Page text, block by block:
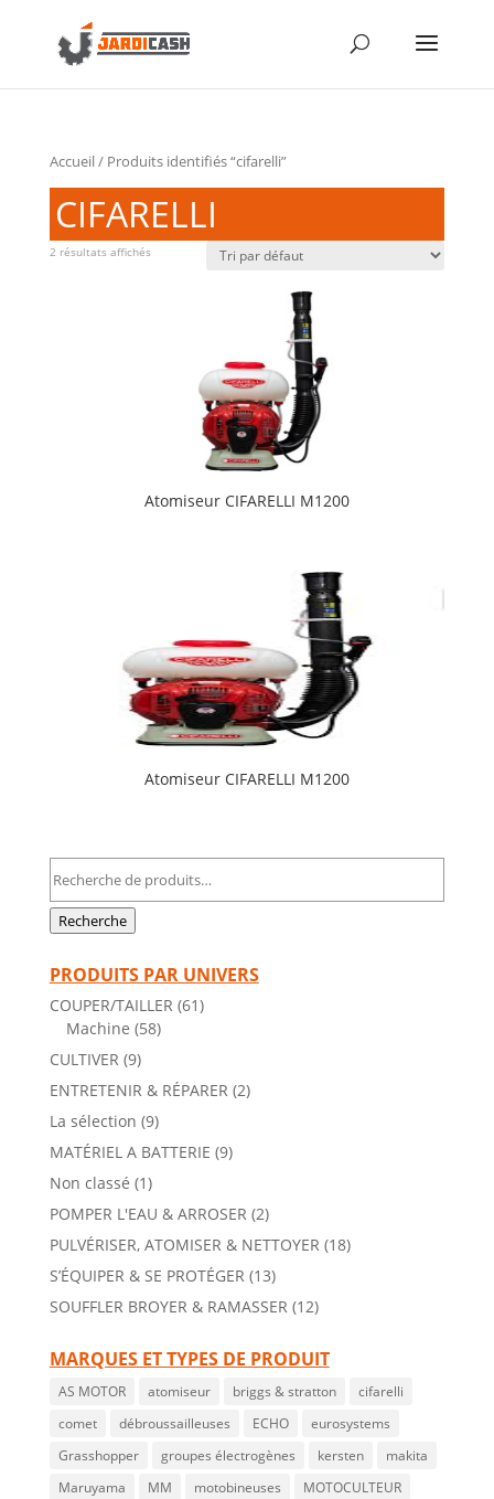
Accueil/ Produits identifiés “cifarelli”
CIFARELLI
2 résultats affichés
Atomiseur CIFARELLI M1200
Atomiseur CIFARELLI M1200
pour :
Recherche
PRODUITS PAR UNIVERS
COUPER/TAILLER (61)
Machine (58)
CULTIVER (9)
ENTRETENIR & RÉPARER (2)
La sélection (9)
MATÉRIEL A BATTERIE (9)
Non classé (1)
POMPER L'EAU & ARROSER (2)
PULVÉRISER, ATOMISER & NETTOYER (18)
S’ÉQUIPER & SE PROTÉGER (13)
SOUFFLER BROYER & RAMASSER (12)
MARQUES ET TYPES DE PRODUIT
AS MOTOR atomiseur briggs & stratton
cifarelli
comet
débroussailleuses ECHO
eurosystems
Grasshopper
groupes électrogènes kersten
makita
Maruyama
MM motobineuses
MOTOCULTEUR